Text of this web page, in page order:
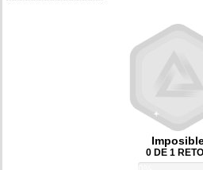
0 DE 1